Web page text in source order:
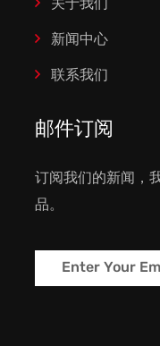
关于我们
新闻中心
联系我们
邮件订阅
订阅我们的新闻，
品。